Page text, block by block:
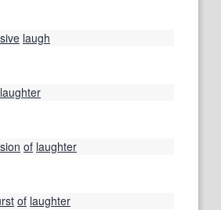
laugh
laughter
of laughter
of laughter